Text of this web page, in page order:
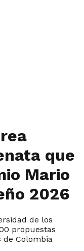
que
Mario
2026
de los
propuestas
de Colombia